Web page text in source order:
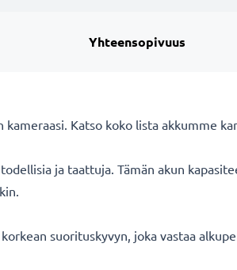
Yhteensopivuus
Katso koko lista akkumme
ja taattuja. Tämän akun
suorituskyvyn, joka vastaa